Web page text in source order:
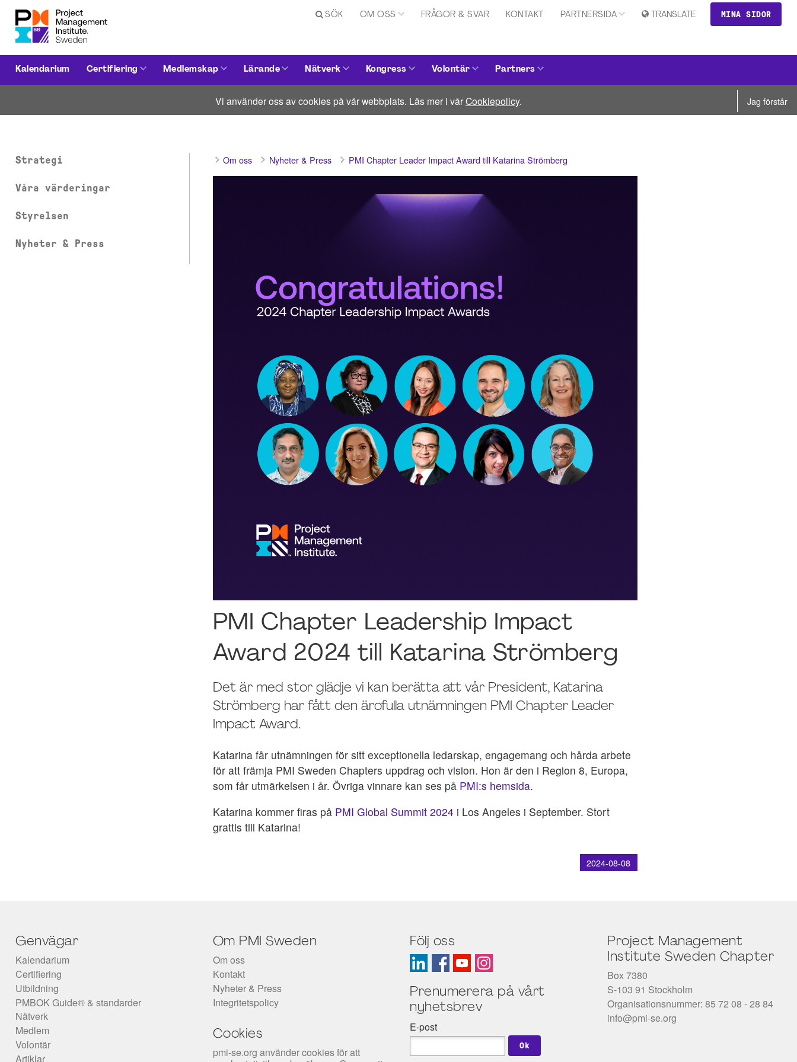
MINA SIDOR
TRANSLATE
SÖK OM OSS FRÅGOR & SVAR KONTAKT PARTNERSIDA
Kalendarium Certifiering Medlemskap Lärande Nätverk Kongress Volontär Partners
Vi använder oss av cookies på vår webbplats. Läs mer i vårCookiepolicy. Jag förstår
Strategi
Våra värderingar
Styrelsen
Nyheter & Press
Om oss Nyheter & Press PMI Chapter Leader Impact Award till Katarina Strömberg
PMI Chapter Leadership Impact
Award 2024 till Katarina Strömberg
Det är med stor glädje vi kan berätta att vår President, Katarina
Strömberg har fått den ärofulla utnämningen PMI Chapter Leader
Impact Award.
Katarina får utnämningen för sitt exceptionella ledarskap, engagemang och hårda arbete
för att främja PMI Sweden Chapters uppdrag och vision. Hon är den i Region 8, Europa,
som får utmärkelsen i år. Övriga vinnare kan ses på PMI:s hemsida.
Katarina kommer firas på PMI Global Summit 2024i Los Angeles i September. Stort
grattis till Katarina!
2024-08-08
Genvägar
Kalendarium
Certifiering
Utbildning
PMBOK Guide® & standarder
Nätverk
Medlem
Volontär
Artiklar
Om PMI Sweden
Om oss
Kontakt
Nyheter & Press
Integritetspolicy
Cookies
pmi-se.org använder cookies för att
Följ oss
Prenumerera på vårt
nyhetsbrev
E-post
Project Management
Institute Sweden Chapter
Box 7380
S-103 91 Stockholm
Organisationsnummer: 85 72 08 - 28 84
info@pmi-se.org